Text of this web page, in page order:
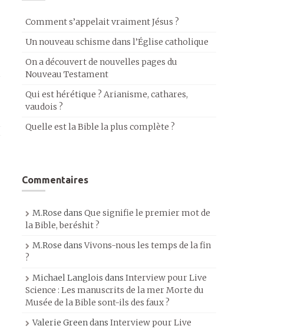
Comment s’appelait vraiment Jésus ?
Un nouveau schisme dans l’Église catholique
On a découvert de nouvelles pages du
Nouveau Testament
Qui est hérétique ? Arianisme, cathares,
vaudois ?
Quelle est la Bible la plus complète ?
Commentaires
M.Rose dans Que signifie le premier mot de
la Bible, beréshit ?
M.Rose dansVivons-nous les temps de la fin
?
Michael Langlois dans Interview pour Live
Science : Les manuscrits de la mer Morte du
Musée de la Bible sont-ils des faux ?
Valerie Greendans Interview pour Live